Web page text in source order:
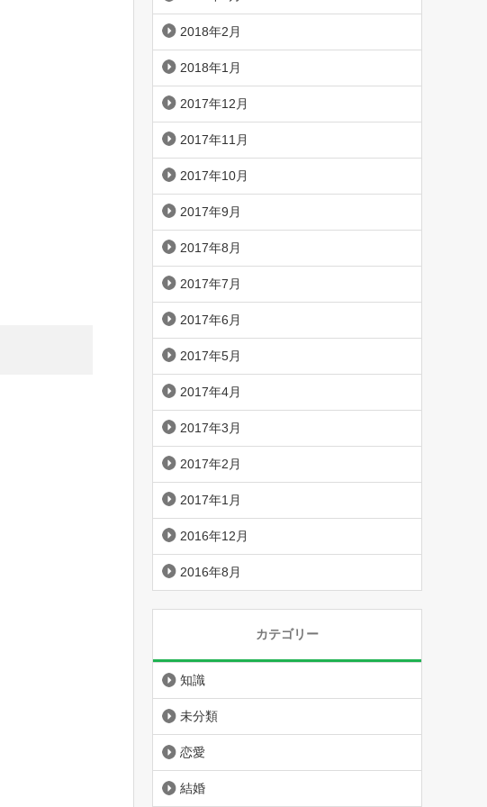
2018年2月
2018年1月
2017年12月
2017年11月
2017年10月
2017年9月
2017年8月
2017年7月
2017年6月
2017年5月
2017年4月
2017年3月
2017年2月
2017年1月
2016年12月
2016年8月
カテゴリー
知識
未分類
恋愛
結婚